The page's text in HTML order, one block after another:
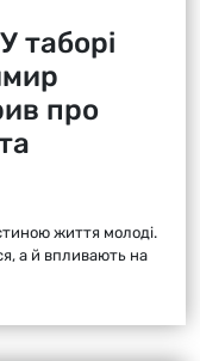
таборі
про
життя молоді.
а й впливають на